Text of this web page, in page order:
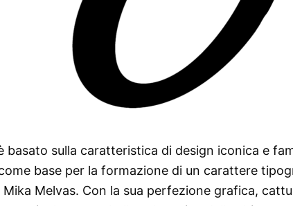
basato sulla caratteristica di design iconica e
base per la formazione di un carattere
Melvas. Con la sua perfezione grafica,